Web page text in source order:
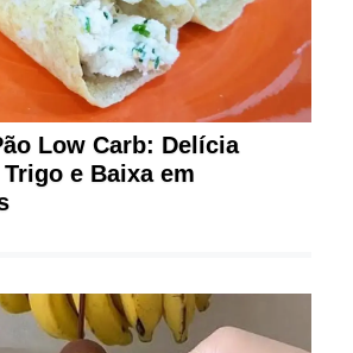
Low Carb: Delícia
e Baixa em